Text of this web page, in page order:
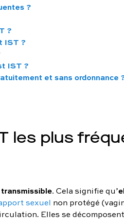
?
?
IST ?
IST ?
et sans ordonnance
les plus
. Cela signifie qu’
sexuel non protégé
Elles se